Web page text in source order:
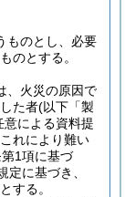
ものとし、必要
のとする。
、火災の原因で
た者(以下「製
意による資料提
れにより難い
1項に基づ
に基づき、
する。